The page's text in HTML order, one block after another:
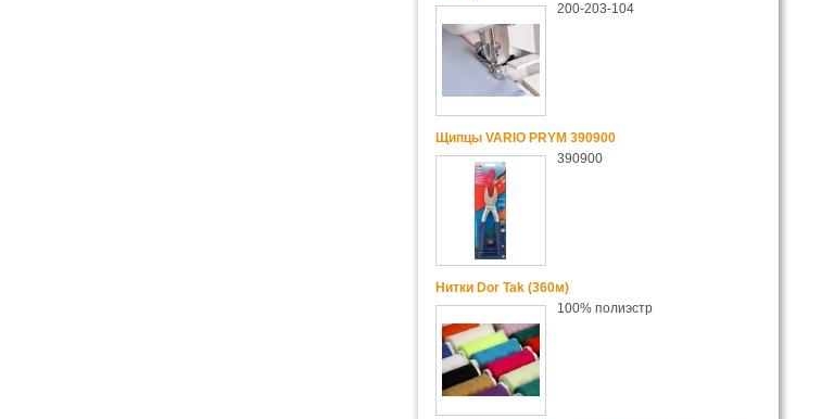
200-203-104
Щипцы VARIO PRYM 390900
390900
Нитки Dor Tak (360м)
100% полиэстр